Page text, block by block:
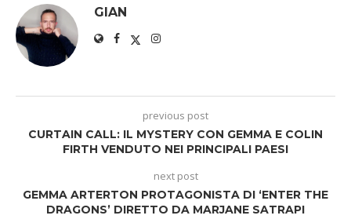
GIAN
previous post
CURTAIN CALL: IL MYSTERY CON GEMMA E COLIN
FIRTH VENDUTO NEI PRINCIPALI PAESI
next post
GEMMA ARTERTON PROTAGONISTA DI ‘ENTER THE
DRAGONS’ DIRETTO DA MARJANE SATRAPI